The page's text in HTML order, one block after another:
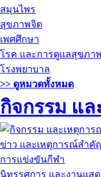
สมุนไพร
สุขภาพจิต
เพศศึกษา
โรค และการดูแลสุขภาพ
โรงพยาบาล
>> ดูหมวดทั้งหมด
กิจกรรม แ
ข่าว และเหตุการณ์สำคั
การแข่งขันกีฬา
นิทรรศการ และงานแส